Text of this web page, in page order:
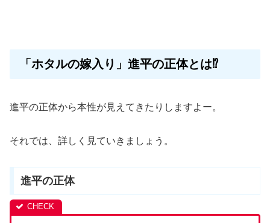
「ホタルの嫁入り」進平の正体とは⁉
進平の正体から本性が見えてきたりしますよー。
それでは、詳しく見ていきましょう。
進平の正体